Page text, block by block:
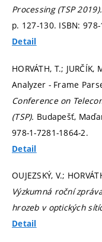
Processing (TSP 2019).
p. 127-130. ISBN:
Detail
HORVÁTH, T.; JURČÍK,
Analyzer - Frame
Conference on
(TSP). Budapešť,
978-1-7281-1864-2.
Detail
OUJEZSKÝ, V.;
Výzkumná roční
hrozeb v optických
Detail